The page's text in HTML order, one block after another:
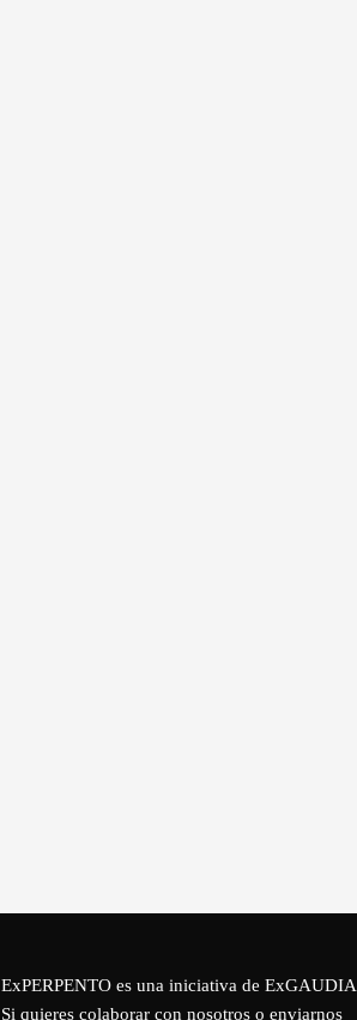
ExPERPENTO es una iniciativa de ExGAUDIA
Si quieres colaborar con nosotros o enviarnos